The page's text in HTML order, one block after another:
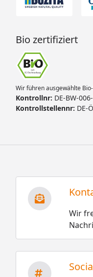
Bio zertifiziert
Wir führen ausgewählte
Kontrollnr: DE-BW-
Kontrollstellennr: DE-
Wir